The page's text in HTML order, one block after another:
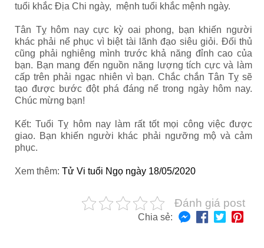
tuổi khắc Địa Chi ngày, mệnh tuổi khắc mệnh ngày.
Tân Tỵ hôm nay cực kỳ oai phong, bạn khiến người
khác phải nể phục vì biệt tài lãnh đạo siêu giỏi. Đối thủ
cũng phải nghiêng mình trước khả năng đỉnh cao của
bạn. Bạn mang đến nguồn năng lượng tích cực và làm
cấp trên phải ngạc nhiên vì bạn. Chắc chắn Tân Tỵ sẽ
tạo được bước đột phá đáng nể trong ngày hôm nay.
Chúc mừng bạn!
Kết: Tuổi Tỵ hôm nay làm rất tốt mọi công việc được
giao. Bạn khiến người khác phải ngưỡng mộ và cảm
phục.
Xem thêm: Tử Vi tuổi Ngọ ngày 18/05/2020
Đánh giá post
Chia sẻ: